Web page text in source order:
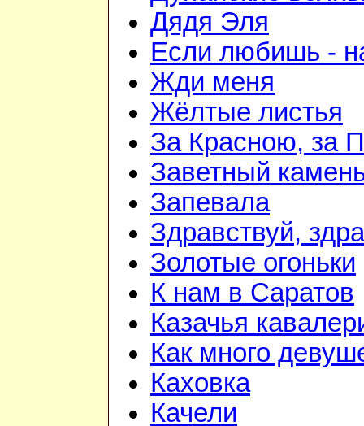
Дядя Эля
Если любишь -
Жди меня
Жёлтые листья
За Красною, за
Заветный
Запевала
Здравствуй,
Золотые огоньки
К нам в Саратов
Казачья
Как много
Каховка
Качели